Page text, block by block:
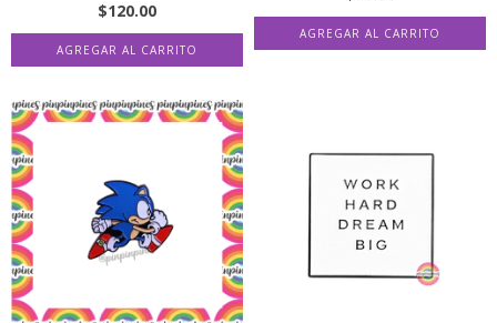
$120.00
AGREGAR AL CARRITO